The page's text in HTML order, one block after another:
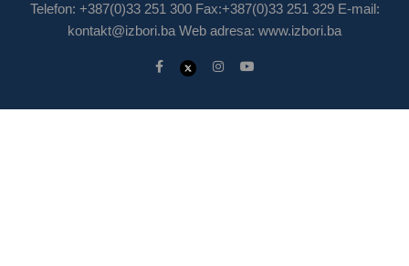
Telefon: +387(0)33 251 300 Fax:+387(0)33 251 329 E-mail:
kontakt@izbori.ba Web adresa: www.izbori.ba